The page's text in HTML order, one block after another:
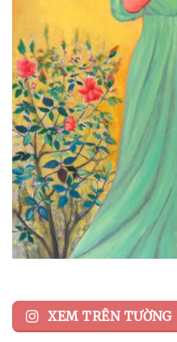
XEM TRÊN TƯỜNG